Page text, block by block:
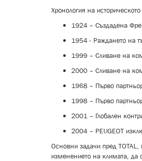
Хронология на
1924 – Създадена
1954 - Раждането на
1999 – Сливане на
2000 – Сливане на
1968 – Първо
1998 – Първо
2001 – Глобален
2004 – PEUGEOT
Основни задачи пред TOTAL,
изменението на климата, да